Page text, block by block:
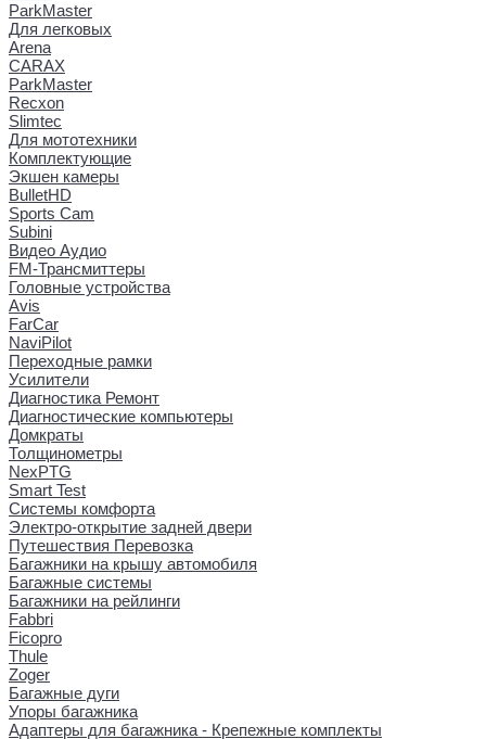
ParkMaster
Для легковых
Arena
CARAX
ParkMaster
Recxon
Slimtec
Для мототехники
Комплектующие
Экшен камеры
BulletHD
Sports Cam
Subini
Видео Аудио
FM-Трансмиттеры
Головные устройства
Avis
FarCar
NaviPilot
Переходные рамки
Усилители
Диагностика Ремонт
Диагностические компьютеры
Домкраты
Толщинометры
NexPTG
Smart Test
Системы комфорта
Электро-открытие задней двери
Путешествия Перевозка
Багажники на крышу автомобиля
Багажные системы
Багажники на рейлинги
Fabbri
Ficopro
Thule
Zoger
Багажные дуги
Упоры багажника
Адаптеры для багажника - Крепежные комплекты